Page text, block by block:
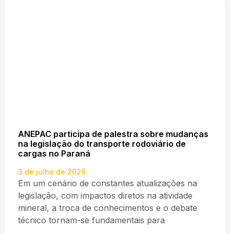
ANEPAC participa de palestra sobre mudanças
na legislação do transporte rodoviário de
cargas no Paraná
3 de julho de 2026
Em um cenário de constantes atualizações na
legislação, com impactos diretos na atividade
mineral, a troca de conhecimentos e o debate
técnico tornam-se fundamentais para